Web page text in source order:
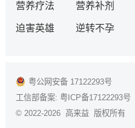
营养疗法 营养补剂
迫害英雄 逆转不孕
粤公网安备 17122293号
工信部备案: 粤ICP备17122293号
© 2022-2026 高来益 版权所有